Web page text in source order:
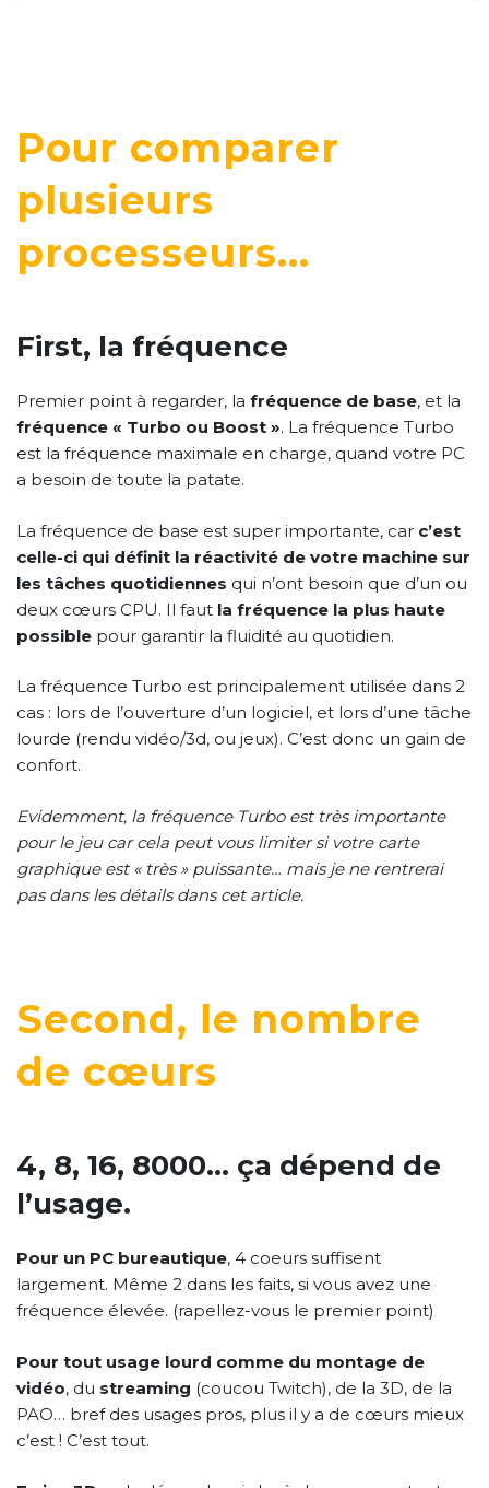
Pour comparer
plusieurs
processeurs…
First, la fréquence
Premier point à regarder, la fréquence de base, et la
fréquence « Turbo ou Boost ». La fréquence Turbo
est la fréquence maximale en charge, quand votre PC
a besoin de toute la patate.
La fréquence de base est super importante, car c’est
celle-ci qui définit la réactivité de votre machine sur
les tâches quotidiennes qui n’ont besoin que d’un ou
deux cœurs CPU. Il faut la fréquence la plus haute
possible pour garantir la fluidité au quotidien.
La fréquence Turbo est principalement utilisée dans 2
cas : lors de l’ouverture d’un logiciel, et lors d’une tâche
lourde (rendu vidéo/3d, ou jeux). C’est donc un gain de
confort.
Evidemment, la fréquence Turbo est très importante
pour le jeu car cela peut vous limiter si votre carte
graphique est « très » puissante… mais je ne rentrerai
pas dans les détails dans cet article.
Second, le nombre
de cœurs
4, 8, 16, 8000… ça dépend de
l’usage.
Pour un PC bureautique, 4 coeurs suffisent
largement. Même 2 dans les faits, si vous avez une
fréquence élevée. (rapellez-vous le premier point)
Pour tout usage lourd comme du montage de
vidéo, du streaming (coucou Twitch), de la 3D, de la
PAO… bref des usages pros, plus il y a de cœurs mieux
c’est ! C’est tout.